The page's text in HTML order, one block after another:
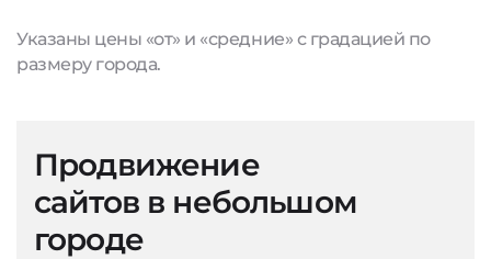
Указаны цены «от» и «средние» с градацией по
размеру города.
Продвижение
сайтов в небольшом
городе